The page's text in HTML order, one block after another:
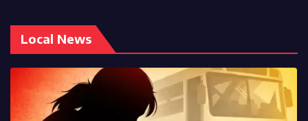
Local News